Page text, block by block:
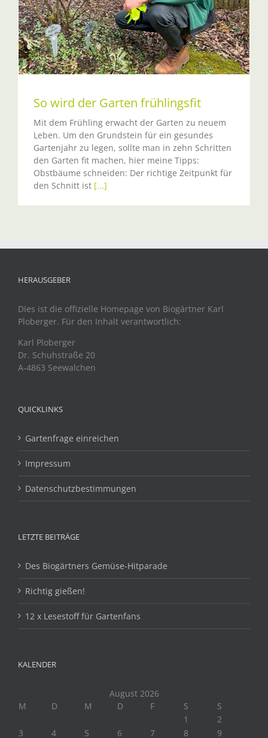
So wird der Garten frühlingsfit
Mit dem Frühling erwacht der Garten zu neuem
Leben. Um den Grundstein für ein gesundes
Gartenjahr zu legen, sollte man in zehn Schritten
den Garten fit machen, hier meine Tipps:
Obstbäume schneiden: Der richtige Zeitpunkt für
den Schnitt ist [...]
HERAUSGEBER
Dies ist die offizielle Homepage von Biogärtner Karl
Ploberger. Für den Inhalt verantwortlich:
Karl Ploberger
Dr. Schuhstraße 20
A-4863 Seewalchen
QUICKLINKS
Gartenfrage einreichen
Impressum
Datenschutzbestimmungen
LETZTE BEITRÄGE
Des Biogärtners Gemüse-Hitparade
Richtig gießen!
12 x Lesestoff für Gartenfans
KALENDER
August 2026
M
D M D F S
S
1
2
3
4 5 6 7 8 9